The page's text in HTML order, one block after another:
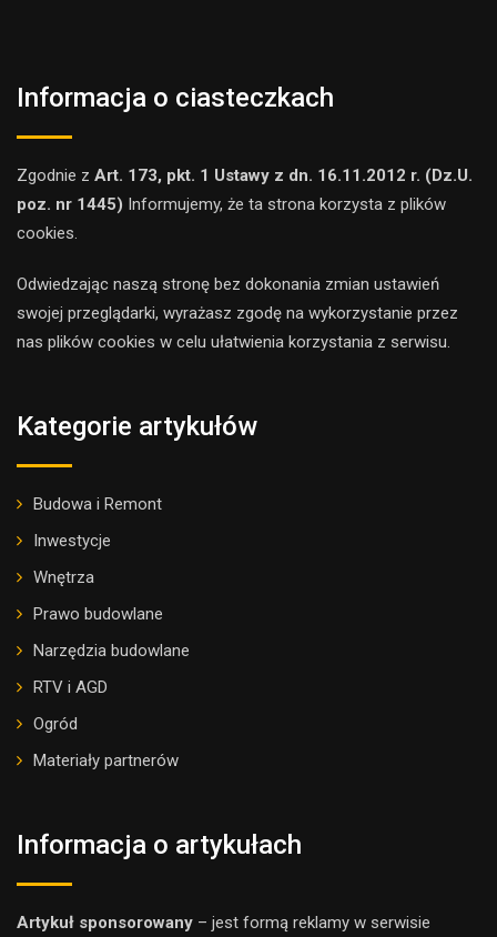
Informacja o ciasteczkach
Zgodnie z Art. 173, pkt. 1 Ustawy z dn. 16.11.2012 r. (Dz.U.
poz. nr 1445) Informujemy, że ta strona korzysta z plików
cookies.
Odwiedzając naszą stronę bez dokonania zmian ustawień
swojej przeglądarki, wyrażasz zgodę na wykorzystanie przez
nas plików cookies w celu ułatwienia korzystania z serwisu.
Kategorie artykułów
Budowa i Remont
Inwestycje
Wnętrza
Prawo budowlane
Narzędzia budowlane
RTV i AGD
Ogród
Materiały partnerów
Informacja o artykułach
Artykuł sponsorowany – jest formą reklamy w serwisie